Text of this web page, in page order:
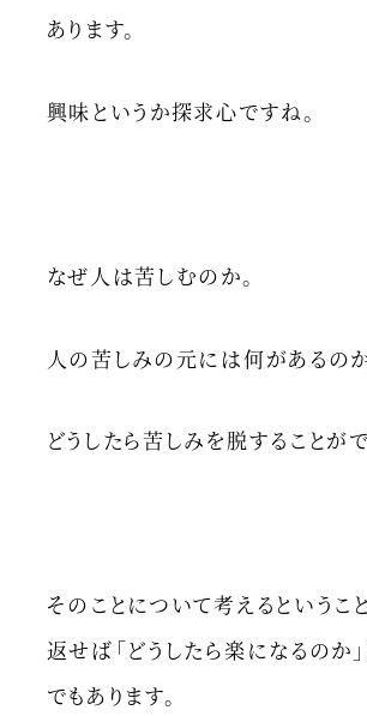
あります。
興味というか探求心ですね。
なぜ人は苦しむのか。
人の苦しみの元には何があるのか
どうしたら苦しみを脱することが
そのことについて考えるということ
返せば「どうしたら楽になるのか
でもあります。